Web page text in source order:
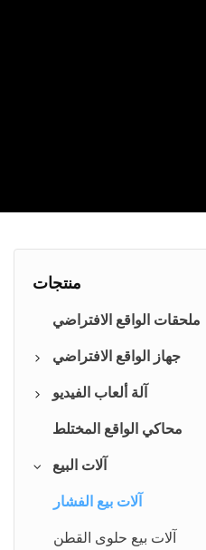
منتجات
ملحقات الواقع الافتراضي
جهاز الواقع الافتراضي
محاكي الواقع الافتراضي
بتقنية الواقع الافتراضي
بتقنية الواقع الافتراضي
آلة ألعاب الفيديو
محاكي ألعاب السيارات
صالة ألعاب رياضية
آلة ألعاب الفداء
آلة ألعاب الهدايا
محاكي الواقع المختلط
آلات البيع
آلات بيع الفشار
آلات بيع حلوى القطن